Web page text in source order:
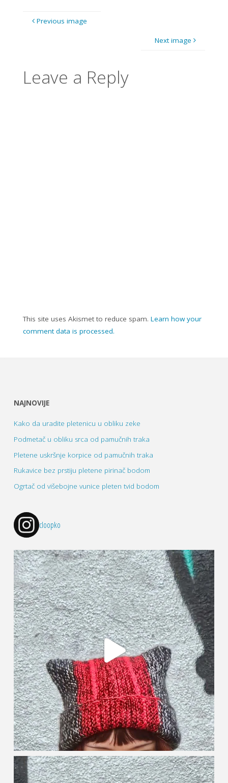
Previous image
Next image
Leave a Reply
This site uses Akismet to reduce spam. Learn how your
comment data is processed.
NAJNOVIJE
Kako da uradite pletenicu u obliku zeke
Podmetač u obliku srca od pamučnih traka
Pletene uskršnje korpice od pamučnih traka
Rukavice bez prstiju pletene pirinač bodom
Ogrtač od višebojne vunice pleten tvid bodom
cloopko